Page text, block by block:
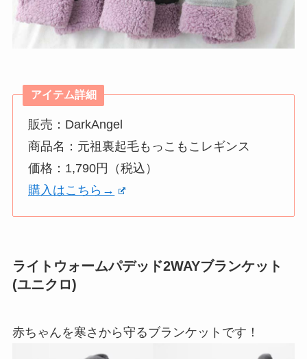
アイテム詳細
販売：DarkAngel
商品名：元祖裏起毛もっこもこレギンス
価格：1,790円（税込）
購入はこちら→
ライトウォームパデッド2WAYブランケット
(ユニクロ)
赤ちゃんを寒さから守るブランケットです！